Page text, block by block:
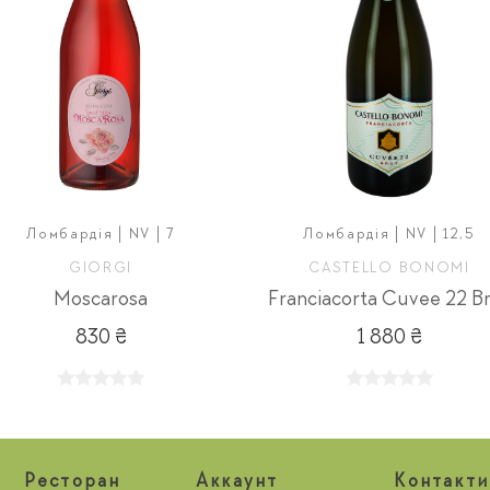
Ломбардія | NV | 7
GIORGI
Moscarosa
830 ₴
Ломбардія | NV | 12,5
CASTELLO BONOMI
Franciacorta Cuvee 22
1 880 ₴
Ресторан Aккаунт Контакти